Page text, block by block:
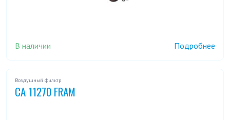
В наличии Подробнее
Воздушный фильтр
CA 11270 FRAM